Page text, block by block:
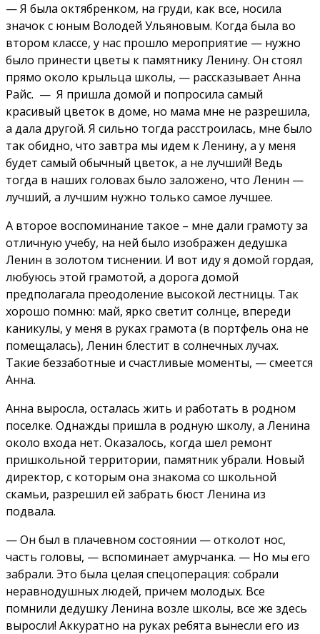
— Я была октябренком, на груди, как все, носила
значок с юным Володей Ульяновым. Когда была во
втором классе, у нас прошло мероприятие — нужно
было принести цветы к памятнику Ленину. Он стоял
прямо около крыльца школы, — рассказывает Анна
Райс. — Я пришла домой и попросила самый
красивый цветок в доме, но мама мне не разрешила,
а дала другой. Я сильно тогда расстроилась, мне было
так обидно, что завтра мы идем к Ленину, а у меня
будет самый обычный цветок, а не лучший! Ведь
тогда в наших головах было заложено, что Ленин —
лучший, а лучшим нужно только самое лучшее.
А второе воспоминание такое – мне дали грамоту за
отличную учебу, на ней было изображен дедушка
Ленин в золотом тиснении. И вот иду я домой гордая,
любуюсь этой грамотой, а дорога домой
предполагала преодоление высокой лестницы. Так
хорошо помню: май, ярко светит солнце, впереди
каникулы, у меня в руках грамота (в портфель она не
помещалась), Ленин блестит в солнечных лучах.
Такие беззаботные и счастливые моменты, — смеется
Анна.
Анна выросла, осталась жить и работать в родном
поселке. Однажды пришла в родную школу, а Ленина
около входа нет. Оказалось, когда шел ремонт
пришкольной территории, памятник убрали. Новый
директор, с которым она знакома со школьной
скамьи, разрешил ей забрать бюст Ленина из
подвала.
— Он был в плачевном состоянии — отколот нос,
часть головы, — вспоминает амурчанка. — Но мы его
забрали. Это была целая спецоперация: собрали
неравнодушных людей, причем молодых. Все
помнили дедушку Ленина возле школы, все же здесь
выросли! Аккуратно на руках ребята вынесли его из